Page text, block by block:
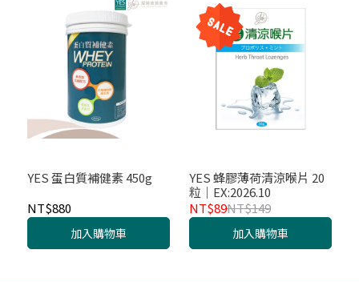
YES 蛋白質補健素 450g
NT$880
加入購物車
YES 蜂膠薄荷清涼喉片 20
粒｜EX:2026.10
NT$89NT$149
加入購物車